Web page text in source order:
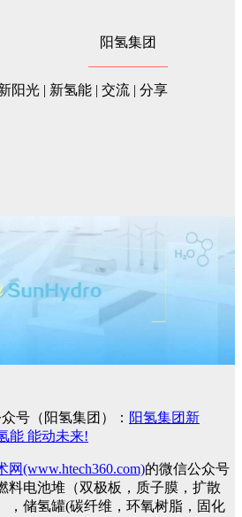
阳氢集团
阳光 | 新氢能 | 交流 | 分享
号（阳氢集团）： 阳氢集团新
能 能动未来!
(www.htech360.com)的微信公众号
料电池堆（双极板，质子膜，扩散
，储氢罐(碳纤维，环氧树脂，固化